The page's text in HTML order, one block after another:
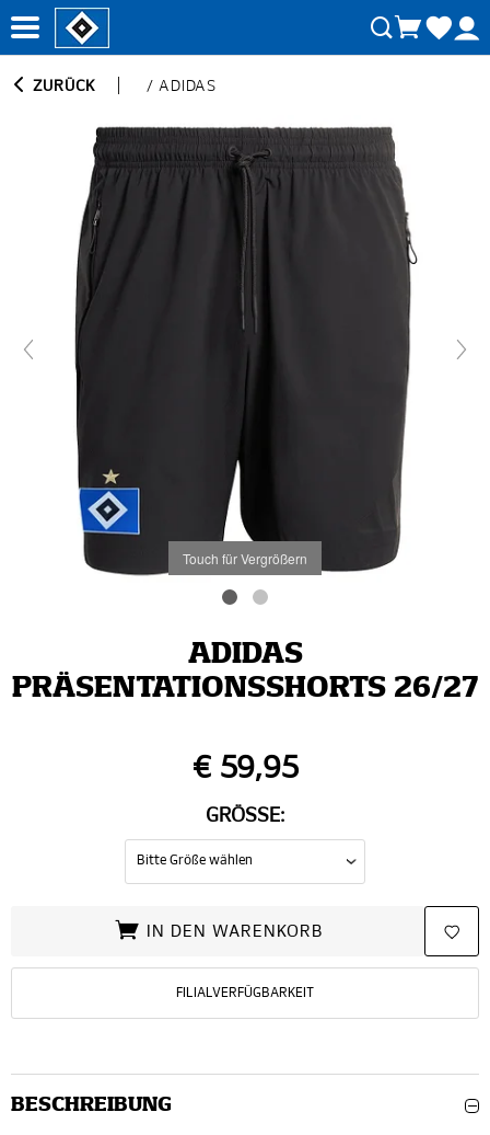
ZURÜCK /ADIDAS
Touch für Vergrößern
ADIDAS
PRÄSENTATIONSSHORTS 26/27
€ 59,95
GRÖSSE:
IN DEN WARENKORB
FILIALVERFÜGBARKEIT
BESCHREIBUNG